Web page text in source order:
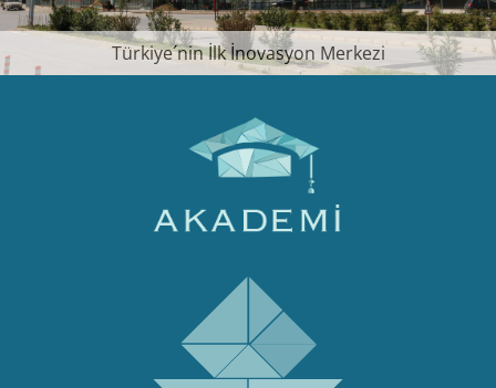
Türkiye´nin İlk İnovasyon Merkezi